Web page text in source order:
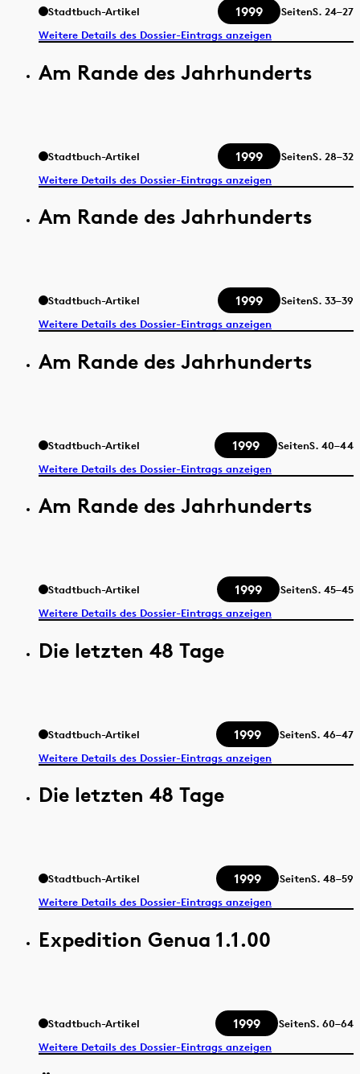
Stadtbuch-Artikel 1999 SeitenS. 24–27
Weitere Details des Dossier-Eintrags anzeigen
Am Rande des Jahrhunderts
Stadtbuch-Artikel 1999 SeitenS. 28–32
Weitere Details des Dossier-Eintrags anzeigen
Am Rande des Jahrhunderts
Stadtbuch-Artikel 1999 SeitenS. 33–39
Weitere Details des Dossier-Eintrags anzeigen
Am Rande des Jahrhunderts
Stadtbuch-Artikel 1999 SeitenS. 40–44
Weitere Details des Dossier-Eintrags anzeigen
Am Rande des Jahrhunderts
Stadtbuch-Artikel 1999 SeitenS. 45–45
Weitere Details des Dossier-Eintrags anzeigen
Die letzten 48 Tage
Stadtbuch-Artikel 1999 SeitenS. 46–47
Weitere Details des Dossier-Eintrags anzeigen
Die letzten 48 Tage
Stadtbuch-Artikel 1999 SeitenS. 48–59
Weitere Details des Dossier-Eintrags anzeigen
Expedition Genua 1.1.00
Stadtbuch-Artikel 1999 SeitenS. 60–64
Weitere Details des Dossier-Eintrags anzeigen